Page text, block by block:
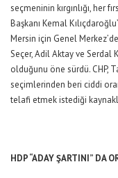
seçmeninin kırgınlığı, her
Başkanı Kemal
Mersin için Genel
Seçer, Adil Aktay ve Serdal
olduğunu öne sürdü. CHP,
seçimlerinden beri ciddi
telafi etmek istediği
HDP “ADAY ŞARTINI” DA